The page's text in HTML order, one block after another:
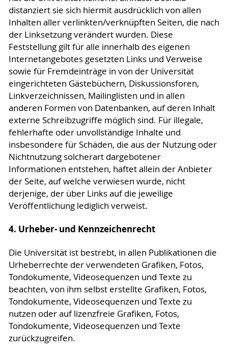
distanziert sie sich hiermit ausdrücklich von allen
Inhalten aller verlinkten/verknüpften Seiten, die nach
der Linksetzung verändert wurden. Diese
Feststellung gilt für alle innerhalb des eigenen
Internetangebotes gesetzten Links und Verweise
sowie für Fremdeinträge in von der Universität
eingerichteten Gästebüchern, Diskussionsforen,
Linkverzeichnissen, Mailinglisten und in allen
anderen Formen von Datenbanken, auf deren Inhalt
externe Schreibzugriffe möglich sind. Für illegale,
fehlerhafte oder unvollständige Inhalte und
insbesondere für Schäden, die aus der Nutzung oder
Nichtnutzung solcherart dargebotener
Informationen entstehen, haftet allein der Anbieter
der Seite, auf welche verwiesen wurde, nicht
derjenige, der über Links auf die jeweilige
Veröffentlichung lediglich verweist.
4. Urheber- und Kennzeichenrecht
Die Universität ist bestrebt, in allen Publikationen die
Urheberrechte der verwendeten Grafiken, Fotos,
Tondokumente, Videosequenzen und Texte zu
beachten, von ihm selbst erstellte Grafiken, Fotos,
Tondokumente, Videosequenzen und Texte zu
nutzen oder auf lizenzfreie Grafiken, Fotos,
Tondokumente, Videosequenzen und Texte
zurückzugreifen.